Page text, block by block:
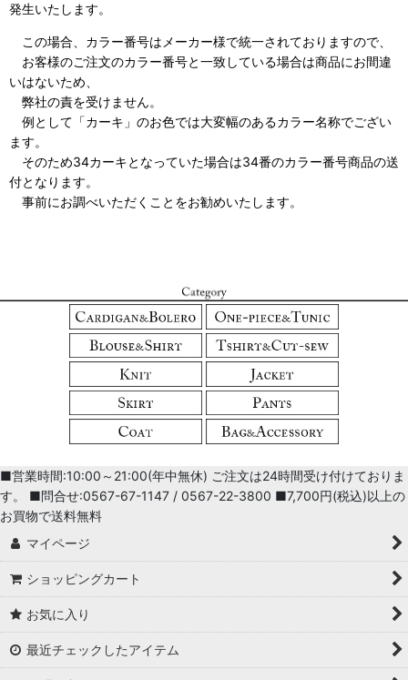
発生いたします。
この場合、カラー番号はメーカー様で統一されておりますので、
お客様のご注文のカラー番号と一致している場合は商品にお間違
いはないため、
弊社の責を受けません。
例として「カーキ」のお色では大変幅のあるカラー名称でござい
ます。
そのため34カーキとなっていた場合は34番のカラー番号商品の送
付となります。
事前にお調べいただくことをお勧めいたします。
■営業時間:10:00～21:00(年中無休) ご注文は24時間受け付けておりま
す。 ■問合せ:0567-67-1147 / 0567-22-3800 ■7,700円(税込)以上の
お買物で送料無料
マイページ
ショッピングカート
お気に入り
最近チェックしたアイテム